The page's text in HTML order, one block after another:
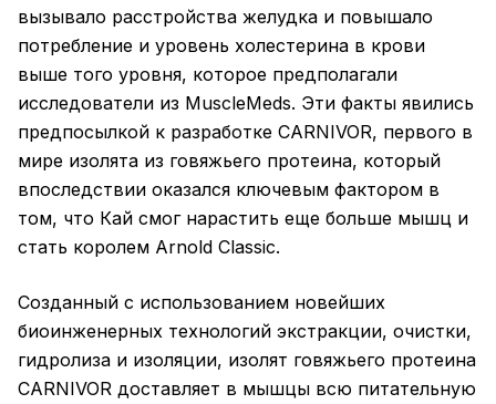
вызывало расстройства желудка и повышало
потребление и уровень холестерина в крови
выше того уровня, которое предполагали
исследователи из MuscleMeds. Эти факты явились
предпосылкой к разработке CARNIVOR, первого в
мире изолята из говяжьего протеина, который
впоследствии оказался ключевым фактором в
том, что Кай смог нарастить еще больше мышц и
стать королем Arnold Classic.
Созданный с использованием новейших
биоинженерных технологий экстракции, очистки,
гидролиза и изоляции, изолят говяжьего протеина
CARNIVOR доставляет в мышцы всю питательную